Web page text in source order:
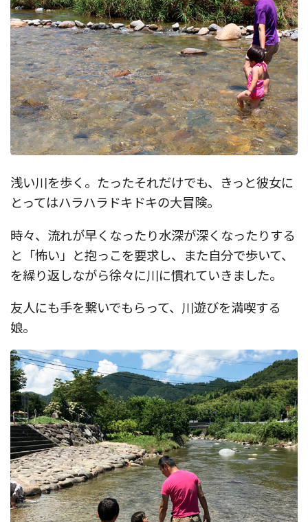
浅い川を歩く。たったそれだけでも、きっと彼女に
とってはハラハラドキドキの大冒険。
時々、流れが早くなったり水深が深くなったりする
と「怖い」と抱っこを要求し、また自分で歩いて、
を繰り返しながら徐々に川に慣れていきました。
友人にも手を繋いでもらって、川遊びを満喫する
娘。